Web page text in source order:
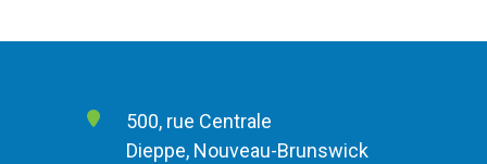
500, rue Centrale
Dieppe, Nouveau-Brunswick